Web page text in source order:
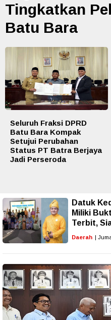
Tingkatkan
Batu Bara
Seluruh Fraksi DPRD
Batu Bara Kompak
Setujui Perubahan
Status PT Batra Berjaya
Jadi Perseroda
Datuk
Miliki
Terbit,
Daerah |